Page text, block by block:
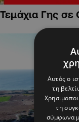
Τεμάχια Γης σε
Αυτός ο
τη
τη
σύμφωνα